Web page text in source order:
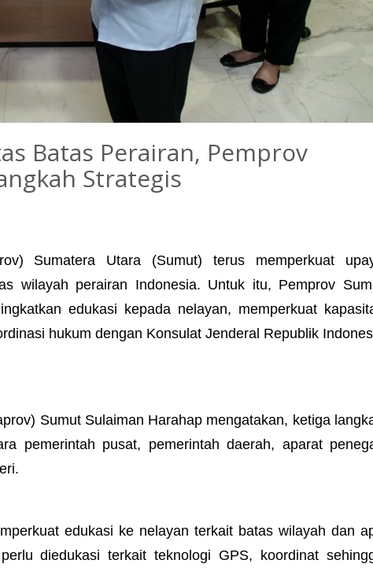
Batas Perairan, Pemprov
Strategis
Sumatera Utara (Sumut) terus memperkuat
wilayah perairan Indonesia. Untuk itu, Pemprov
edukasi kepada nelayan, memperkuat
hukum dengan Konsulat Jenderal Republik
Sumut Sulaiman Harahap mengatakan, ketiga
pemerintah pusat, pemerintah daerah, aparat
edukasi ke nelayan terkait batas wilayah dan
diedukasi terkait teknologi GPS, koordinat